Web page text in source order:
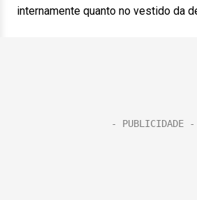
internamente quanto no vestido da